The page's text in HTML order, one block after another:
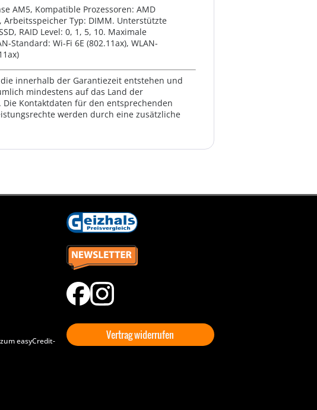
AM5, Kompatible Prozessoren: AMD
Arbeitsspeicher Typ: DIMM. Unterstützte
RAID Level: 0, 1, 5, 10. Maximale
Standard: Wi-Fi 6E (802.11ax), WLAN-
innerhalb der Garantiezeit entstehen und
mindestens auf das Land der
Kontaktdaten für den entsprechenden
werden durch eine zusätzliche
easyCredit-
Vertrag widerrufen